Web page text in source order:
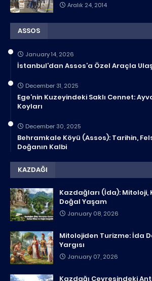
Aralık 24, 2014
ASSOS
January 14, 2026
İstanbul’dan Assos’a Özel Araçla
December 31, 2025
Ege’nin Kuzeyindeki Saklı Cennet:
Koyları
December 30, 2025
Behramkale Köyü (Assos): Tarihin,
Doğanın Kalbi
KAZDAĞI
Kazdağları (İda):
Doğal Yaşam
January 08, 2026
Mitolojiden Turizme: İda
Yargısı
January 07, 2026
Kazdağı Çevresindeki